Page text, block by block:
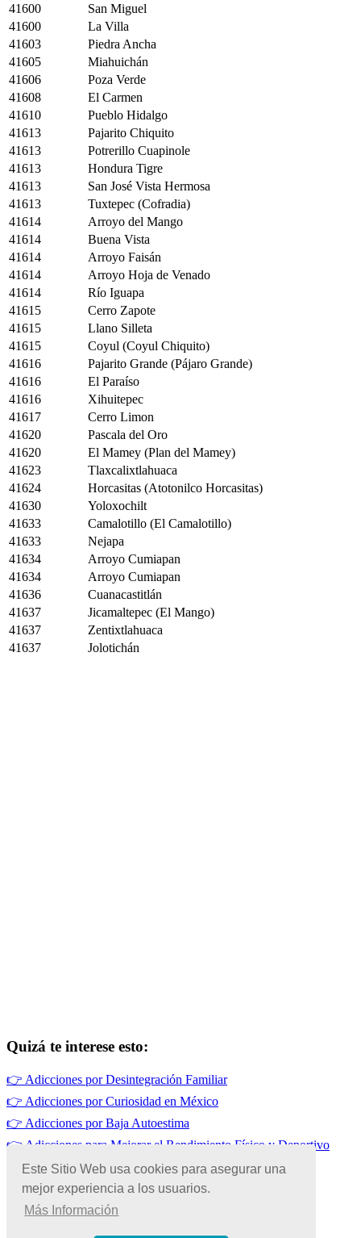
Este Sitio Web usa cookies para asegurar una
mejor experiencia a los usuarios.
Más Información
41600
San Miguel
41600
La Villa
41603
Piedra Ancha
41605
Miahuichán
41606
Poza Verde
41608
El Carmen
41610
Pueblo Hidalgo
41613
Pajarito Chiquito
41613
Potrerillo Cuapinole
41613
Hondura Tigre
41613
San José Vista Hermosa
41613
Tuxtepec (Cofradia)
41614
Arroyo del Mango
41614
Buena Vista
41614
Arroyo Faisán
41614
Arroyo Hoja de Venado
41614
Río Iguapa
41615
Cerro Zapote
41615
Llano Silleta
41615
Coyul (Coyul Chiquito)
41616
Pajarito Grande (Pájaro Grande)
41616
El Paraíso
41616
Xihuitepec
41617
Cerro Limon
41620
Pascala del Oro
41620
El Mamey (Plan del Mamey)
41623
Tlaxcalixtlahuaca
41624
Horcasitas (Atotonilco Horcasitas)
41630
Yoloxochilt
41633
Camalotillo (El Camalotillo)
41633
Nejapa
41634
Arroyo Cumiapan
41634
Arroyo Cumiapan
41636
Cuanacastitlán
41637
Jicamaltepec (El Mango)
41637
Zentixtlahuaca
41637
Jolotichán
Quizá te interese esto:
👉 Adicciones por Desintegración Familiar
👉 Adicciones por Curiosidad en México
👉 Adicciones por Baja Autoestima
👉 Adicciones para Mejorar el Rendimiento Físico y Deportivo
👉Adicciones por Genética en México
👉Tabaquismo en México
© Copyright 2026 | Todos los Derechos Reservados